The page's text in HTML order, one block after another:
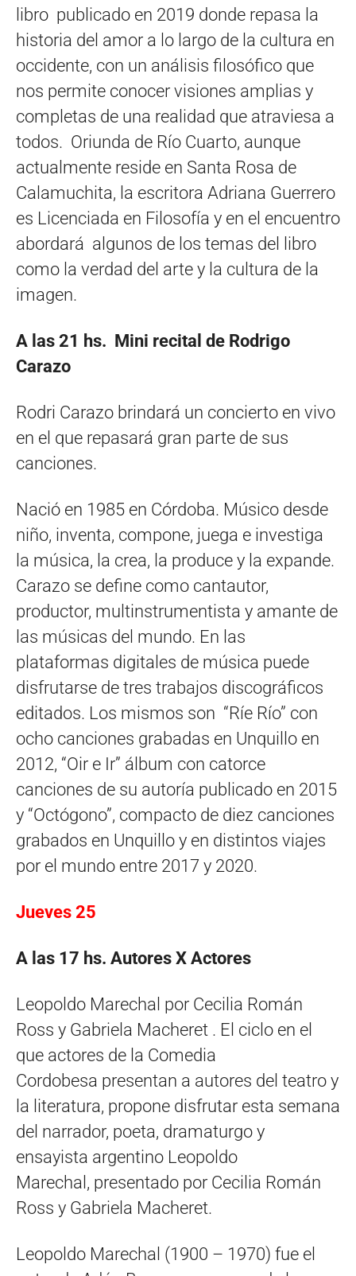
libro publicado en 2019 donde repasa la
historia del amor a lo largo de la cultura en
occidente, con un análisis filosófico que
nos permite conocer visiones amplias y
completas de una realidad que atraviesa a
todos. Oriunda de Río Cuarto, aunque
actualmente reside en Santa Rosa de
Calamuchita, la escritora Adriana Guerrero
es Licenciada en Filosofía y en el encuentro
abordará algunos de los temas del libro
como la verdad del arte y la cultura de la
imagen.
A las 21 hs. Mini recital de Rodrigo
Carazo
Rodri Carazo brindará un concierto en vivo
en el que repasará gran parte de sus
canciones.
Nació en 1985 en Córdoba. Músico desde
niño, inventa, compone, juega e investiga
la música, la crea, la produce y la expande.
Carazo se define como cantautor,
productor, multinstrumentista y amante de
las músicas del mundo. En las
plataformas digitales de música puede
disfrutarse de tres trabajos discográficos
editados. Los mismos son “Ríe Río” con
ocho canciones grabadas en Unquillo en
2012, “Oir e Ir” álbum con catorce
canciones de su autoría publicado en 2015
y “Octógono”, compacto de diez canciones
grabados en Unquillo y en distintos viajes
por el mundo entre 2017 y 2020.
Jueves 25
A las 17 hs. Autores X Actores
Leopoldo Marechal por Cecilia Román
Ross y Gabriela Macheret . El ciclo en el
que actores de la Comedia
Cordobesa presentan a autores del teatro y
la literatura, propone disfrutar esta semana
del narrador, poeta, dramaturgo y
ensayista argentino Leopoldo
Marechal, presentado por Cecilia Román
Ross y Gabriela Macheret.
Leopoldo Marechal (1900 – 1970) fue el